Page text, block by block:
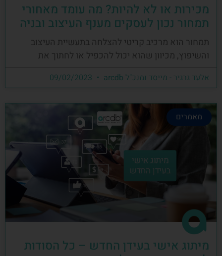
מכירות או לא להיות? מה עומד מאחורי
תמחור נכון לעסקים מענף העיצוב ובניה
תמחור הוא מרכיב קריטי להצלחה בתעשיית העיצוב
והשיפוץ, מכיוון שהוא יכול להכפיל או לחתוך את
אלעד גרגיר - מייסד ומנכ"ל arcdb
מאמרים
מיתוג אישי בעידן החדש – כל הסודות